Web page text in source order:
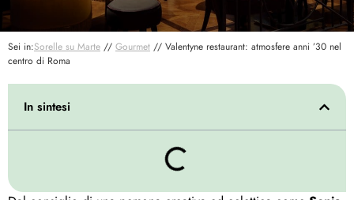
Sei in:Sorelle su Marte // Gourmet // Valentyne restaurant: atmosfere anni ’30 nel
centro di Roma
In sintesi